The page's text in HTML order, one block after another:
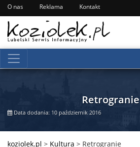
O nas Reklama Kontakt
Retrogranie
Data dodania: 10 październik 2016
koziolek.pl > Kultura > Retrogranie